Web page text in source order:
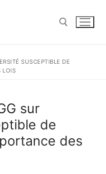
Rechercher :
SUSCEPTIBLE DE
LOIS
sur
de
des